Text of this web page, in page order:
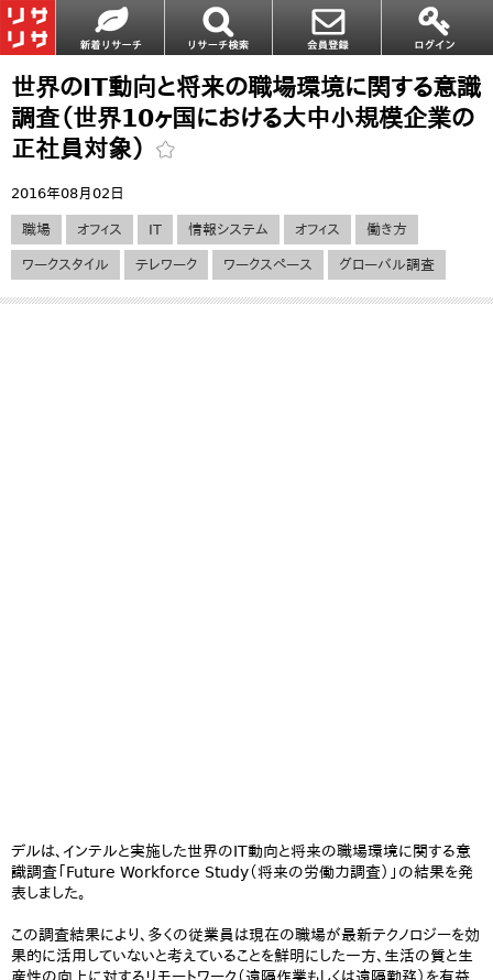
世界のIT動向と将来の職場環境に関する意識
調査（世界10ヶ国における大中小規模企業の
正社員対象）
2016年08月02日
職場 オフィス IT 情報システム オフィス 働き方
ワークスタイル テレワーク ワークスペース グローバル調査
デルは、インテルと実施した世界のIT動向と将来の職場環境に関する意
識調査「Future Workforce Study（将来の労働力調査）」の結果を発
表しました。
この調査結果により、多くの従業員は現在の職場が最新テクノロジーを効
果的に活用していないと考えていることを鮮明にした一方、生活の質と生